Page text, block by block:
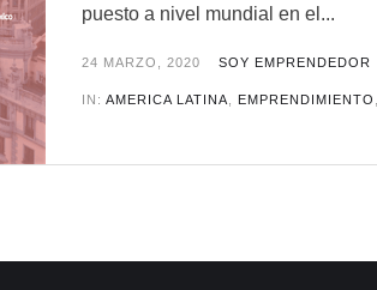
puesto a nivel mundial en el...
24 MARZO, 2020 SOY EMPRENDEDOR
IN:AMERICA LATINA EMPRENDIMIENTO